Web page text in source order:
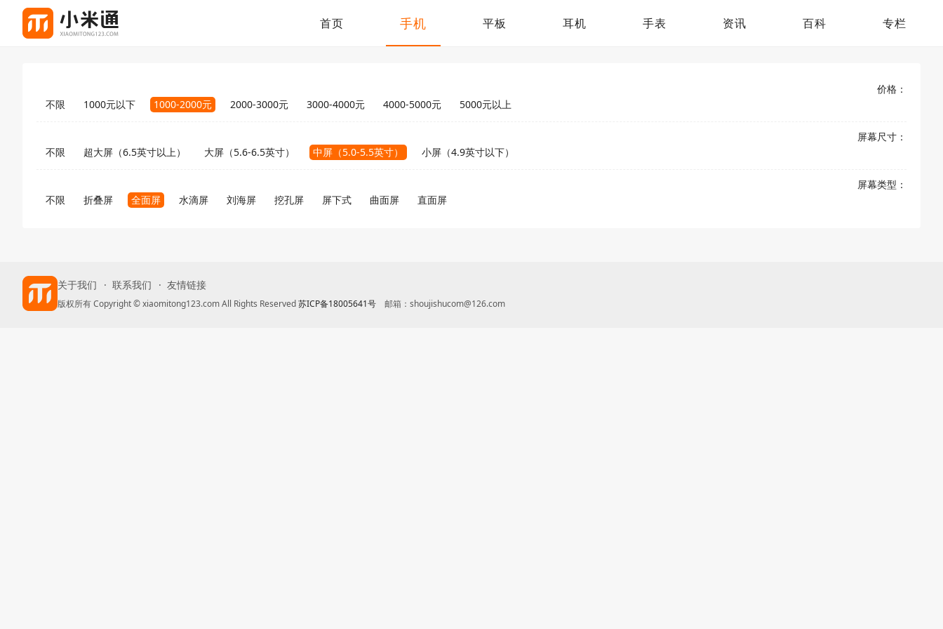
首页 手机 平板 耳机 手表 资讯 百科 专栏
价格：
不限
1000元以下 1000-2000元 2000-3000元 3000-4000元 4000-5000元 5000元以上
屏幕尺寸：
不限
超大屏（6.5英寸以上） 大屏（5.6-6.5英寸） 中屏（5.0-5.5英寸） 小屏（4.9英寸以下）
屏幕类型：
不限
折叠屏 全面屏 水滴屏 刘海屏 挖孔屏 屏下式 曲面屏 直面屏
关于我们 联系我们 友情链接
版权所有 Copyright © xiaomitong123.com All Rights Reserved苏ICP备18005641号 邮箱：shoujishucom@126.com